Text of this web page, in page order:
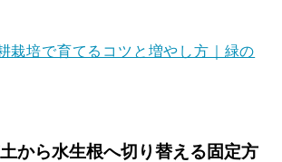
栽培で育てるコツと増やし方｜緑の
から水生根へ切り替える固定方